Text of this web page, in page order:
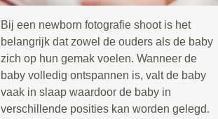
Bij een newborn fotografie shoot is het
belangrijk dat zowel de ouders als de baby
zich op hun gemak voelen. Wanneer de
baby volledig ontspannen is, valt de baby
vaak in slaap waardoor de baby in
verschillende posities kan worden gelegd.